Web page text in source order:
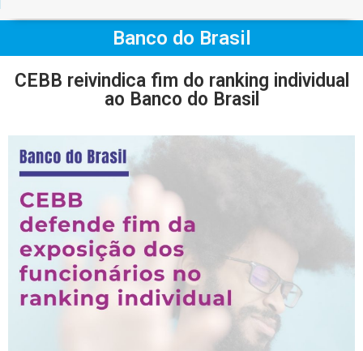
Banco do Brasil
CEBB reivindica fim do ranking individual
ao Banco do Brasil